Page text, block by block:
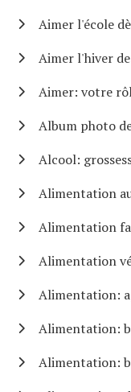
Aimer l'école
Aimer l'hiver
Aimer: votre
Album photo
Alcool:
Alimentation
Alimentation
Alimentation
Alimentation:
Alimentation:
Alimentation: